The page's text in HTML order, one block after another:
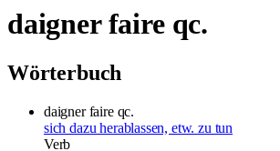
daigner faire qc.
Wörterbuch
daigner faire qc.
sich dazu herablassen, etw. zu tun
Verb